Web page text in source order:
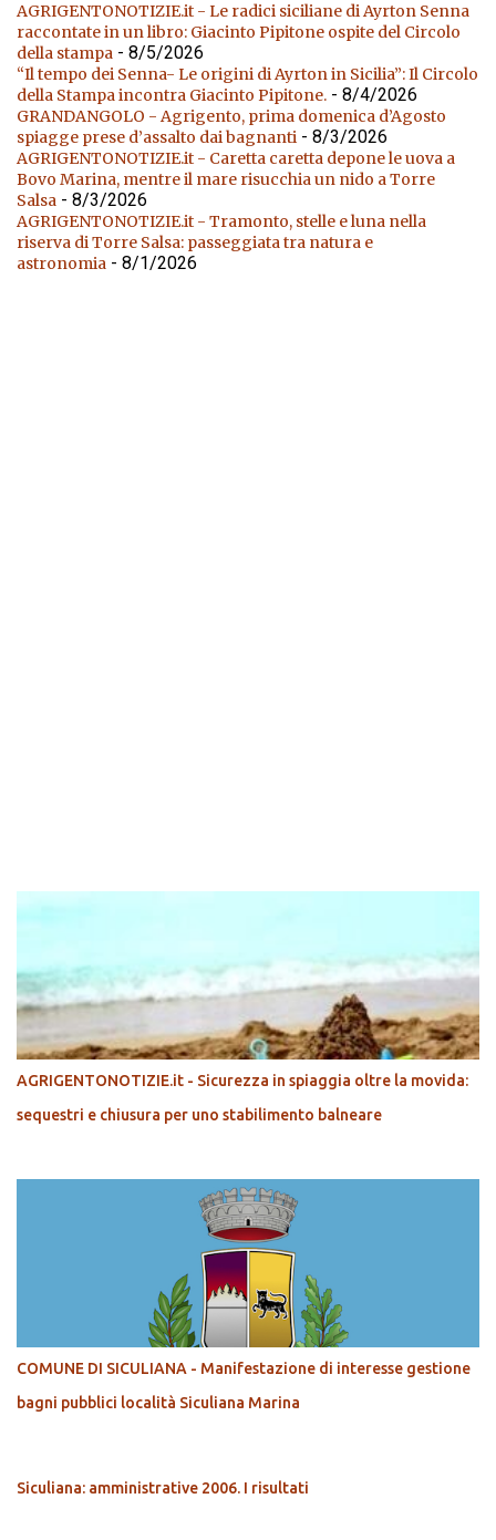
AGRIGENTONOTIZIE.it - Le radici siciliane di Ayrton Senna
raccontate in un libro: Giacinto Pipitone ospite del Circolo
della stampa - 8/5/2026
“Il tempo dei Senna- Le origini di Ayrton in Sicilia”: Il Circolo
della Stampa incontra Giacinto Pipitone. - 8/4/2026
GRANDANGOLO - Agrigento, prima domenica d’Agosto
spiagge prese d’assalto dai bagnanti - 8/3/2026
AGRIGENTONOTIZIE.it - Caretta caretta depone le uova a
Bovo Marina, mentre il mare risucchia un nido a Torre
Salsa - 8/3/2026
AGRIGENTONOTIZIE.it - Tramonto, stelle e luna nella
riserva di Torre Salsa: passeggiata tra natura e
astronomia - 8/1/2026
AGRIGENTONOTIZIE.it - Sicurezza in spiaggia oltre la movida:
sequestri e chiusura per uno stabilimento balneare
COMUNE DI SICULIANA - Manifestazione di interesse gestione
bagni pubblici località Siculiana Marina
Siculiana: amministrative 2006. I risultati